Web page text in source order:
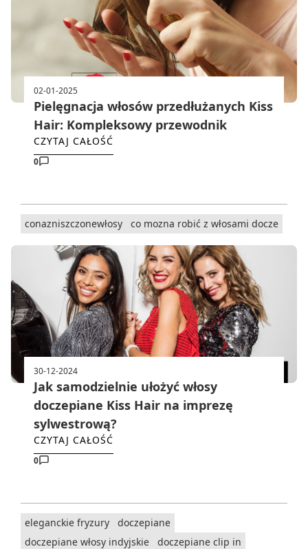
02-01-2025
Pielęgnacja włosów przedłużanych Kiss
Hair: Kompleksowy przewodnik
CZYTAJ CAŁOŚĆ
0
conazniszczonewłosy co mozna robić z włosami docze
30-12-2024
Jak samodzielnie ułożyć włosy
doczepiane Kiss Hair na imprezę
sylwestrową?
CZYTAJ CAŁOŚĆ
0
eleganckie fryzury
doczepiane
doczepiane włosy indyjskie
doczepiane clip in